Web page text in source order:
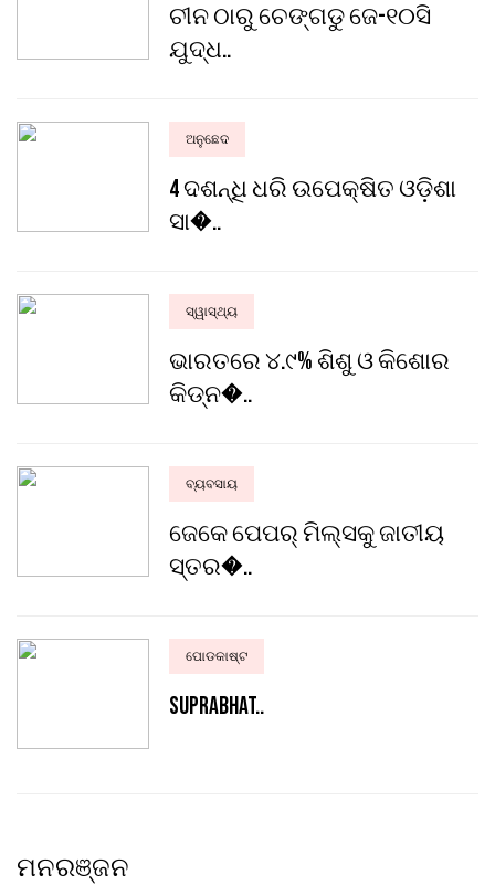
ଚୀନ ଠାରୁ ଚେଙ୍ଗଡୁ ଜେ-୧୦ସି
ଯୁଦ୍ଧ..
ଅନୁଛେଦ
4 ଦଶନ୍ଧି ଧରି ଉପେକ୍ଷିତ ଓଡ଼ିଶା
ସା�..
ସ୍ୱାସ୍ଥ୍ୟ
ଭାରତରେ ୪.୯% ଶିଶୁ ଓ କିଶୋର
କିଡ୍‌ନ�..
ବ୍ୟବସାୟ
ଜେକେ ପେପର୍ ମିଲ୍ସକୁ ଜାତୀୟ
ସ୍ତର�..
ପୋଡକାଷ୍ଟ
Suprabhat..
ମନରଞ୍ଜନ